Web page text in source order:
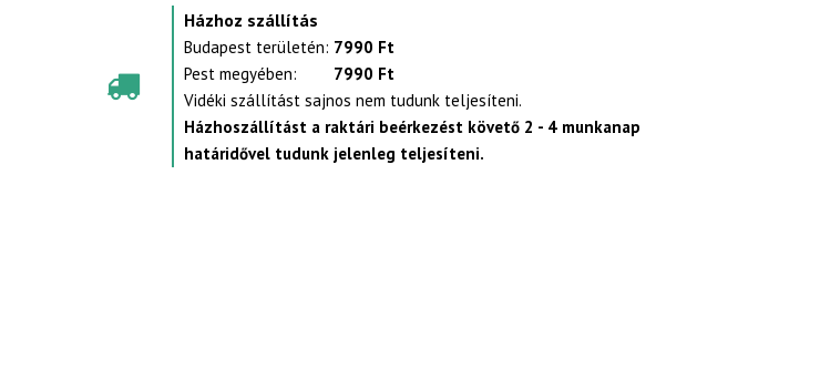
Házhoz szállítás
Budapest területén: 7990 Ft
Pest megyében:
7990 Ft
Vidéki szállítást sajnos nem tudunk teljesíteni.
Házhoszállítást a raktári beérkezést követő 2 - 4 munkanap
határidővel tudunk jelenleg teljesíteni.